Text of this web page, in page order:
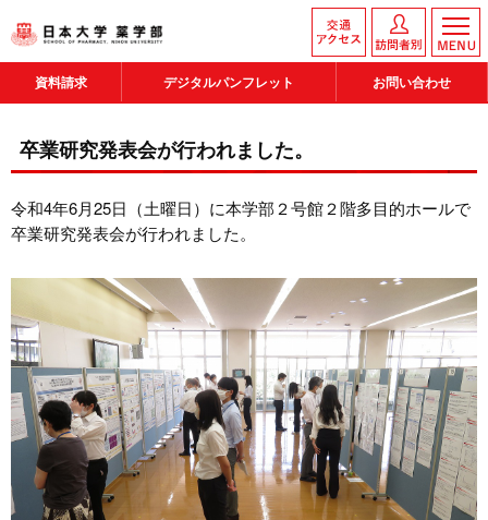
資料請求 デジタルパンフレット お問い合わせ
卒業研究発表会が行われました。
令和4年6月25日（土曜日）に本学部２号館２階多目的ホールで
卒業研究発表会が行われました。